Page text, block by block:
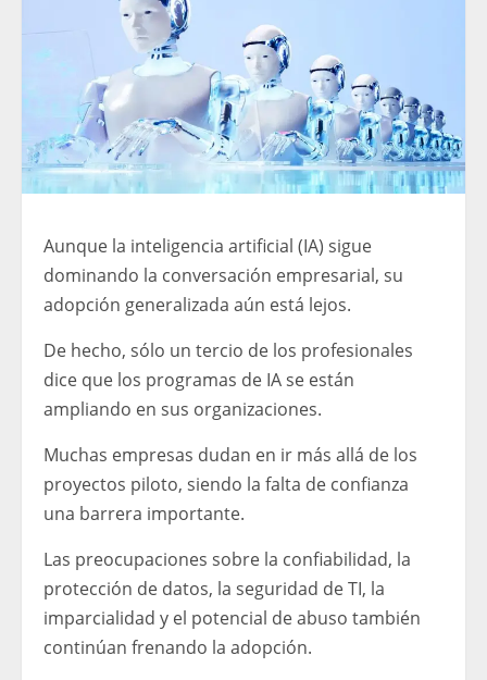
Aunque la inteligencia artificial (IA) sigue
dominando la conversación empresarial, su
adopción generalizada aún está lejos.
De hecho, sólo un tercio de los profesionales
dice que los programas de IA se están
ampliando en sus organizaciones.
Muchas empresas dudan en ir más allá de los
proyectos piloto, siendo la falta de confianza
una barrera importante.
Las preocupaciones sobre la confiabilidad, la
protección de datos, la seguridad de TI, la
imparcialidad y el potencial de abuso también
continúan frenando la adopción.